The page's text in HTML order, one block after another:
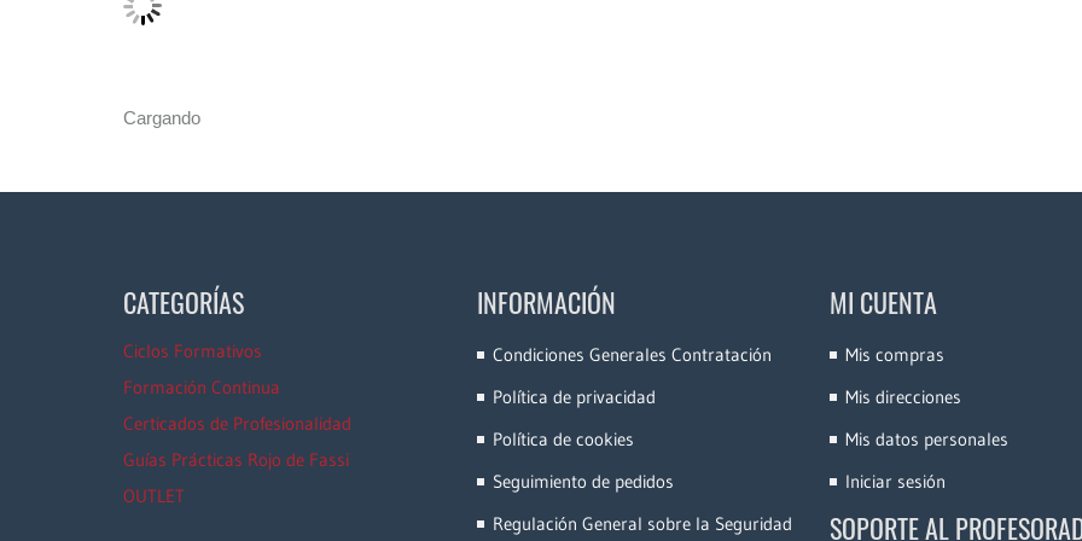
Cargando
CATEGORÍAS
Ciclos Formativos
Formación Continua
Certicados de Profesionalidad
Guías Prácticas Rojo de Fassi
OUTLET
INFORMACIÓN
Condiciones Generales Contratación
Política de privacidad
Política de cookies
Seguimiento de pedidos
Regulación General sobre la Seguridad
MI CUENTA
Mis compras
Mis direcciones
Mis datos personales
Iniciar sesión
SOPORTE AL